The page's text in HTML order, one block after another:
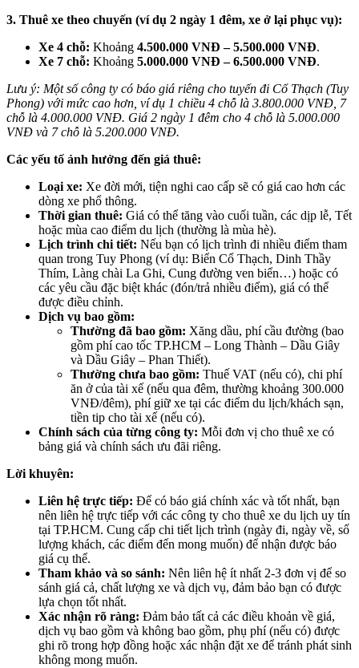
3. Thuê xe theo chuyến (ví dụ 2 ngày 1 đêm, xe ở lại phục vụ):
Xe 4 chỗ: Khoảng 4.500.000 VNĐ – 5.500.000 VNĐ.
Xe 7 chỗ: Khoảng 5.000.000 VNĐ – 6.500.000 VNĐ.
Lưu ý: Một số công ty có báo giá riêng cho tuyến đi Cổ Thạch (Tuy
Phong) với mức cao hơn, ví dụ 1 chiều 4 chỗ là 3.800.000 VNĐ, 7
chỗ là 4.000.000 VNĐ. Giá 2 ngày 1 đêm cho 4 chỗ là 5.000.000
VNĐ và 7 chỗ là 5.200.000 VNĐ.
Các yếu tố ảnh hưởng đến giá thuê:
Loại xe: Xe đời mới, tiện nghi cao cấp sẽ có giá cao hơn các
dòng xe phổ thông.
Thời gian thuê: Giá có thể tăng vào cuối tuần, các dịp lễ, Tết
hoặc mùa cao điểm du lịch (thường là mùa hè).
Lịch trình chi tiết: Nếu bạn có lịch trình đi nhiều điểm tham
quan trong Tuy Phong (ví dụ: Biển Cổ Thạch, Dinh Thầy
Thím, Làng chài La Ghi, Cung đường ven biển…) hoặc có
các yêu cầu đặc biệt khác (đón/trả nhiều điểm), giá có thể
được điều chỉnh.
Dịch vụ bao gồm:
Thường đã bao gồm: Xăng dầu, phí cầu đường (bao
gồm phí cao tốc TP.HCM – Long Thành – Dầu Giây
và Dầu Giây – Phan Thiết).
Thường chưa bao gồm: Thuế VAT (nếu có), chi phí
ăn ở của tài xế (nếu qua đêm, thường khoảng 300.000
VNĐ/đêm), phí giữ xe tại các điểm du lịch/khách sạn,
tiền tip cho tài xế (nếu có).
Chính sách của từng công ty: Mỗi đơn vị cho thuê xe có
bảng giá và chính sách ưu đãi riêng.
Lời khuyên:
Liên hệ trực tiếp: Để có báo giá chính xác và tốt nhất, bạn
nên liên hệ trực tiếp với các công ty cho thuê xe du lịch uy tín
tại TP.HCM. Cung cấp chi tiết lịch trình (ngày đi, ngày về, số
lượng khách, các điểm đến mong muốn) để nhận được báo
giá cụ thể.
Tham khảo và so sánh: Nên liên hệ ít nhất 2-3 đơn vị để so
sánh giá cả, chất lượng xe và dịch vụ, đảm bảo bạn có được
lựa chọn tốt nhất.
Xác nhận rõ ràng: Đảm bảo tất cả các điều khoản về giá,
dịch vụ bao gồm và không bao gồm, phụ phí (nếu có) được
ghi rõ trong hợp đồng hoặc xác nhận đặt xe để tránh phát sinh
không mong muốn.